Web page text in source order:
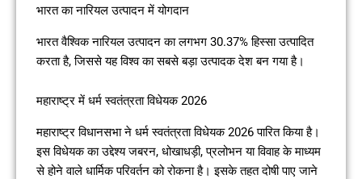
भारत का नारियल उत्पादन में योगदान
भारत वैश्विक नारियल उत्पादन का लगभग 30.37% हिस्सा उत्पादित
करता है, जिससे यह विश्व का सबसे बड़ा उत्पादक देश बन गया है।
महाराष्ट्र में धर्म स्वतंत्रता विधेयक 2026
महाराष्ट्र विधानसभा ने धर्म स्वतंत्रता विधेयक 2026 पारित किया है।
इस विधेयक का उद्देश्य जबरन, धोखाधड़ी, प्रलोभन या विवाह के माध्यम
से होने वाले धार्मिक परिवर्तन को रोकना है। इसके तहत दोषी पाए जाने